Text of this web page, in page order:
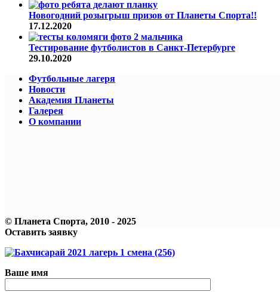
Новогодний розыгрыш призов от Планеты Спорта!!
17.12.2020
Тестирование футболистов в Санкт-Петербурге
29.10.2020
Футбольные лагеря
Новости
Академия Планеты
Галерея
О компании
© Планета Спорта, 2010 - 2025
Оставить заявку
Ваше имя